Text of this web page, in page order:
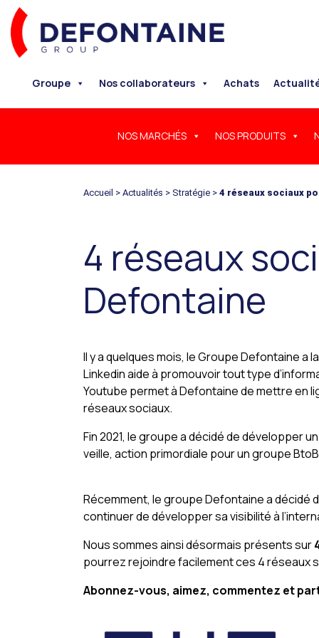
NOS MARCHÉS NOS PRODUITS
Groupe Nos collaborateurs Achats
Accueil > Actualités > Stratégie > 4 réseaux sociaux
4 réseaux
Defontaine
Il y a quelques mois, le Groupe Defontaine a
Linkedin aide à promouvoir tout type
Youtube permet à Defontaine de mettre en
réseaux sociaux.
Fin 2021, le groupe a décidé de développer
veille, action primordiale pour un groupe
Récemment, le groupe Defontaine a décidé
continuer de développer sa visibilité à
Nous sommes ainsi désormais présents sur
pourrez rejoindre facilement ces 4 réseaux
Abonnez-vous, aimez, commentez et